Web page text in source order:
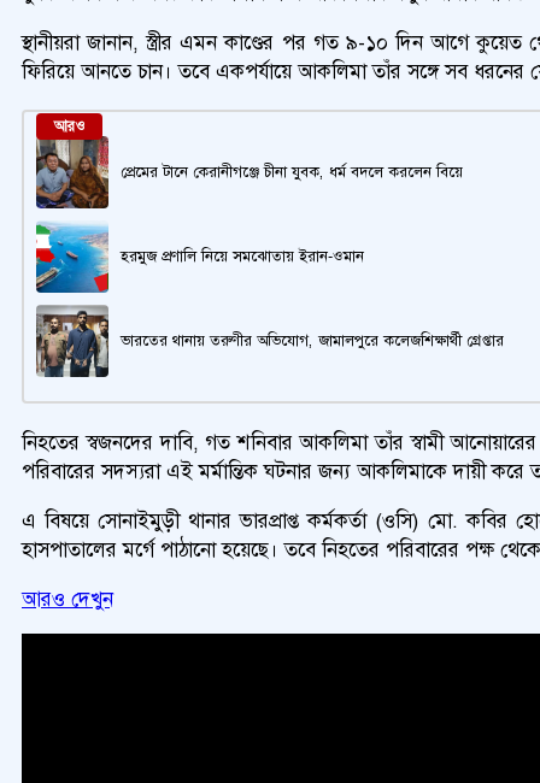
স্থানীয়রা জানান, স্ত্রীর এমন কাণ্ডের পর গত ৯-১০ দিন আগে কুয়েত
ফিরিয়ে আনতে চান। তবে একপর্যায়ে আকলিমা তাঁর সঙ্গে সব ধরনের
আরও
প্রেমের টানে কেরানীগঞ্জে চীনা যুবক, ধর্ম বদলে করলেন বিয়ে
হরমুজ প্রণালি নিয়ে সমঝোতায় ইরান-ওমান
ভারতের থানায় তরুণীর অভিযোগ, জামালপুরে কলেজশিক্ষার্থী গ্রেপ্তার
নিহতের স্বজনদের দাবি, গত শনিবার আকলিমা তাঁর স্বামী
পরিবারের সদস্যরা এই মর্মান্তিক ঘটনার জন্য আকলিমাকে দায়ী করে
এ বিষয়ে সোনাইমুড়ী থানার ভারপ্রাপ্ত কর্মকর্তা (ওসি) মো. কবির
হাসপাতালের মর্গে পাঠানো হয়েছে। তবে নিহতের পরিবারের পক্ষ
আরও দেখুন